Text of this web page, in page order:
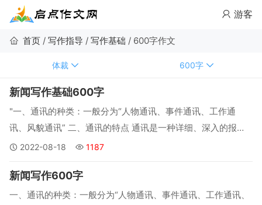
游客
首页 / 写作指导 / 写作基础 / 600字作文
体裁 600字
新闻写作基础600字
"一、通讯的种类：一般分为“人物通讯、事件通讯、工作通
讯、风貌通讯” 二、通讯的特点 通讯是一种详细、深入的报
道，也是一种具有多种表现方法的新闻媒体，通讯报道生动形
2022-08-18 1187
新闻写作600字
一、通讯的种类：一般分为“人物通讯、事件通讯、工作通讯、